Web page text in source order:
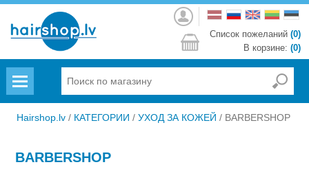
Войти
Список пожеланий (0)
В корзине: (0)
Hairshop.lv / КАТЕГОРИИ / УХОД ЗА КОЖЕЙ / BARBERSHOP
BARBERSHOP